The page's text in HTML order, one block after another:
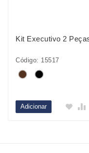
Kit Executivo 2
Código: 15517
Adicionar